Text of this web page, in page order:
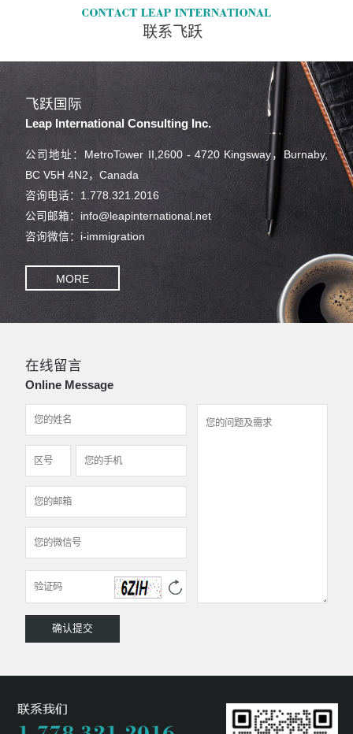
联系飞跃
飞跃国际
Leap International Consulting Inc.
公司地址：MetroTower II,2600 - 4720 Kingsway，Burnaby,
BC V5H 4N2，Canada
咨询电话：1.778.321.2016
公司邮箱：info@leapinternational.net
咨询微信：i-immigration
MORE
在线留言
Online Message